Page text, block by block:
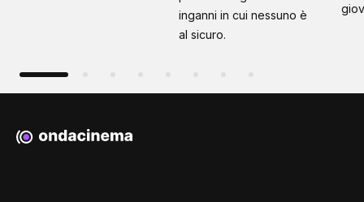
inganni in cui nessuno è
al sicuro.